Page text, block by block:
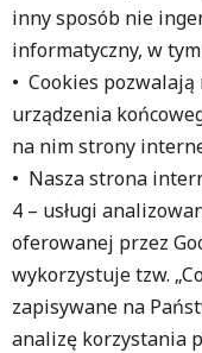
inny sposób nie
informatyczny, w
• Cookies
urządzenia
na nim strony
• Nasza strona
4 – usługi
oferowanej przez
wykorzystuje tzw.
zapisywane na
analizę korzystania